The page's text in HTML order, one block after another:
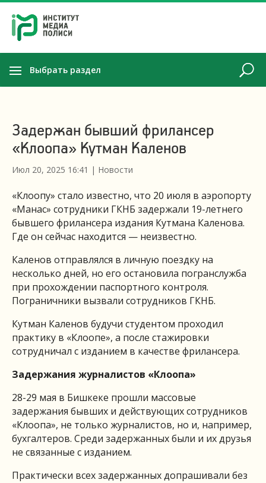
Выбрать раздел
Задержан бывший фрилансер
«Клоопа» Кутман Каленов
Июл 20, 2025 16:41 | Новости
«Клоопу» стало известно, что 20 июля в аэропорту
«Манас» сотрудники ГКНБ задержали 19-летнего
бывшего фрилансера издания Кутмана Каленова.
Где он сейчас находится — неизвестно.
Каленов отправлялся в личную поездку на
несколько дней, но его остановила погранслужба
при прохождении паспортного контроля.
Пограничники вызвали сотрудников ГКНБ.
Кутман Каленов будучи студентом проходил
практику в «Клоопе», а после стажировки
сотрудничал с изданием в качестве фрилансера.
Задержания журналистов «Клоопа»
28-29 мая в Бишкеке прошли массовые
задержания бывших и действующих сотрудников
«Клоопа», не только журналистов, но и, например,
бухгалтеров. Среди задержанных были и их друзья
не связанные с изданием.
Практически всех задержанных допрашивали без